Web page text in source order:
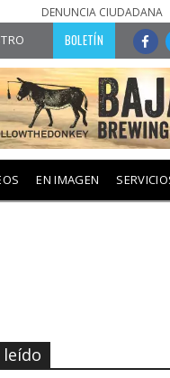
DENUNCIA CIUDADANA
BOLETÍN
EN IMAGEN
leído